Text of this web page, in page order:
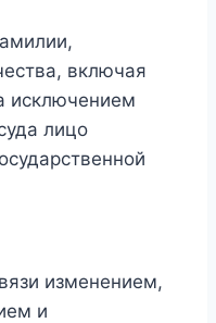
включая
исключением
лицо
изменением,
и